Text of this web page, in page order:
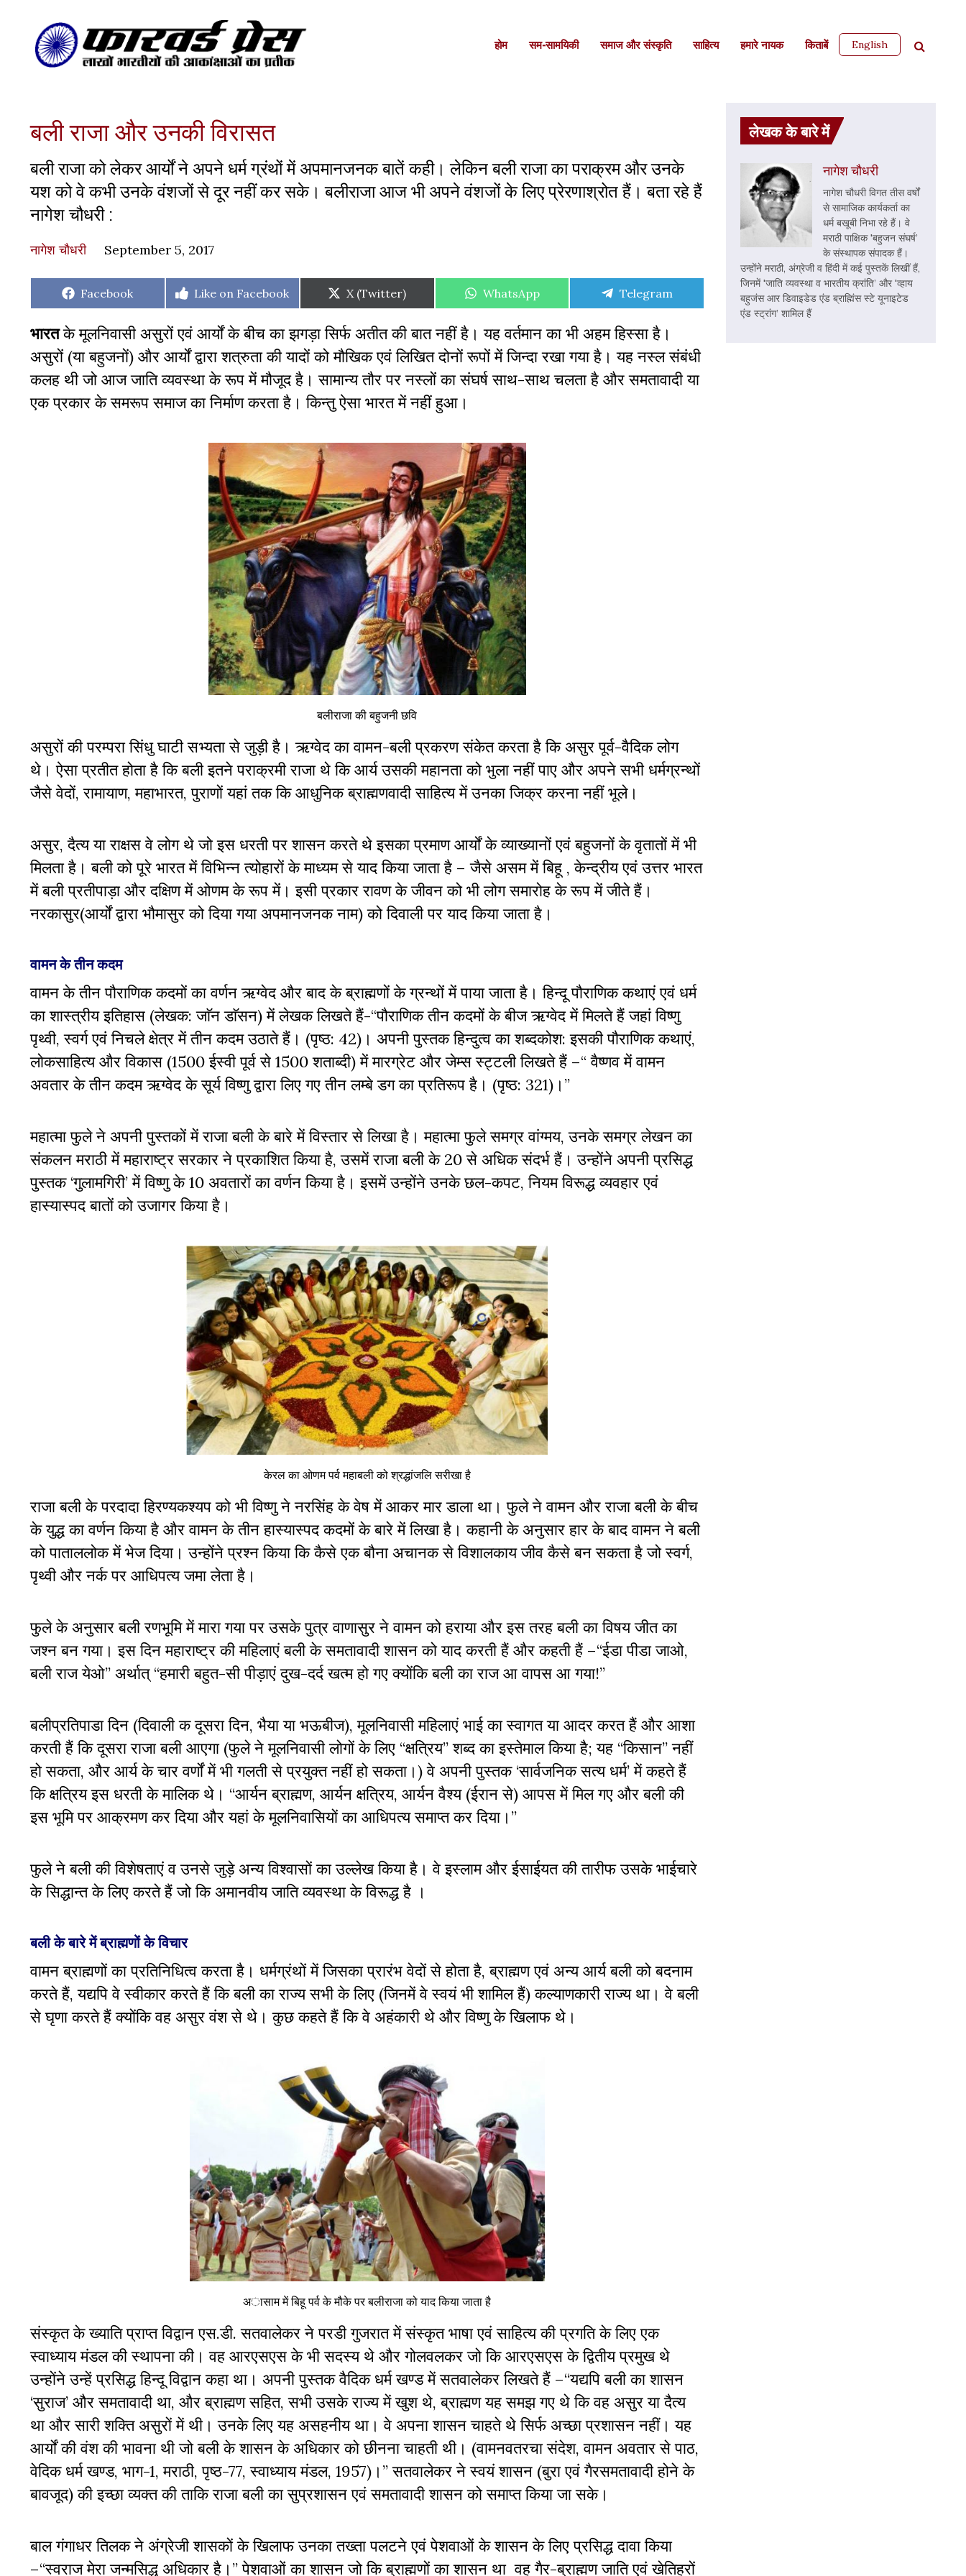
होम सम-सामयिकी समाज और संस्कृति साहित्‍य हमारे नायक किताबें English
बली राजा और उनकी विरासत
बली राजा को लेकर आर्यों ने अपने धर्म ग्रंथों में अपमानजनक बातें कही। लेकिन बली राजा का पराक्रम और उनके
यश को वे कभी उनके वंशजों से दूर नहीं कर सके। बलीराजा आज भी अपने वंशजों के लिए प्रेरणाश्रोत हैं। बता रहे हैं
नागेश चौधरी :
नागेश चौधरी September 5, 2017
Share
Facebook
Share
Like on Facebook
Share
on
X (Twitter)
Share
WhatsApp
Share
Telegram
भारतके मूलनिवासी असुरों एवं आर्यों के बीच का झगड़ा सिर्फ अतीत की बात नहीं है। यह वर्तमान का भी अहम हिस्सा है।
असुरों (या बहुजनों) और आर्यों द्वारा शत्रुता की यादों को मौखिक एवं लिखित दोनों रूपों में जिन्दा रखा गया है। यह नस्ल संबंधी
कलह थी जो आज जाति व्यवस्था के रूप में मौजूद है। सामान्य तौर पर नस्लों का संघर्ष साथ-साथ चलता है और समतावादी या
एक प्रकार के समरूप समाज का निर्माण करता है। किन्तु ऐसा भारत में नहीं हुआ।
बलीराजा की बहुजनी छवि
असुरों की परम्परा सिंधु घाटी सभ्यता से जुड़ी है। ऋग्वेद का वामन-बली प्रकरण संकेत करता है कि असुर पूर्व-वैदिक लोग
थे। ऐसा प्रतीत होता है कि बली इतने पराक्रमी राजा थे कि आर्य उसकी महानता को भुला नहीं पाए और अपने सभी धर्मग्रन्थों
जैसे वेदों,रामायाण,महाभारत,पुराणों यहां तक कि आधुनिक ब्राह्मणवादी साहित्य में उनका जिक्र करना नहीं भूले।
असुर, दैत्य या राक्षस वे लोग थे जो इस धरती पर शासन करते थे इसका प्रमाण आर्यों के व्याख्यानों एवं बहुजनों के वृतातों में भी
मिलता है। बली को पूरे भारत में विभिन्न त्योहारों के माध्यम से याद किया जाता है – जैसे असम में बिहू ,केन्द्रीय एवं उत्तर भारत
में बली प्रतीपाड़ा और दक्षिण में ओणम के रूप में। इसी प्रकार रावण के जीवन को भी लोग समारोह के रूप में जीते हैं।
नरकासुर(आर्यों द्वारा भौमासुर को दिया गया अपमानजनक नाम) को दिवाली पर याद किया जाता है।
वामन के तीन कदम
वामन के तीन पौराणिक कदमों का वर्णन ऋग्वेद और बाद के ब्राह्मणों के ग्रन्थों में पाया जाता है। हिन्दू पौराणिक कथाएं एवं धर्म
का शास्त्रीय इतिहास (लेखक: जाॅन डाॅसन) में लेखक लिखते हैं-‘‘पौराणिक तीन कदमों के बीज ऋग्वेद में मिलते हैं जहां विष्णु
पृथ्वी,स्वर्ग एवं निचले क्षेत्र में तीन कदम उठाते हैं। (पृष्ठ: 42) । अपनी पुस्तक हिन्दुत्व का शब्दकोश: इसकी पौराणिक कथाएं,
लोकसाहित्य और विकास (1500ईस्वी पूर्व से 1500शताब्दी) में मारग्रेट और जेम्स स्ट्टली लिखते हैं –‘‘वैष्णव में वामन
अवतार के तीन कदम ऋग्वेद के सूर्य विष्णु द्वारा लिए गए तीन लम्बे डग का प्रतिरूप है। (पृष्ठ: 321) । ’’
महात्मा फुले ने अपनी पुस्तकों में राजा बली के बारे में विस्तार से लिखा है। महात्मा फुले समग्र वांग्मय,उनके समग्र लेखन का
संकलन मराठी में महाराष्ट्र सरकार ने प्रकाशित किया है,उसमें राजा बली के 20से अधिक संदर्भ हैं। उन्होंने अपनी प्रसिद्ध
पुस्तक ‘गुलामगिरी’ में विष्णु के10 अवतारों का वर्णन किया है। इसमें उन्होंने उनके छल-कपट,नियम विरूद्ध व्यवहार एवं
हास्यास्पद बातों को उजागर किया है।
केरल का ओणम पर्व महाबली को श्रद्धांजलि सरीखा है
राजा बली के परदादा हिरण्यकश्यप को भी विष्णु ने नरसिंह के वेष में आकर मार डाला था। फुले ने वामन और राजा बली के बीच
के युद्ध का वर्णन किया है और वामन के तीन हास्यास्पद कदमों के बारे में लिखा है। कहानी के अनुसार हार के बाद वामन ने बली
को पाताललोक में भेज दिया। उन्होंने प्रश्न किया कि कैसे एक बौना अचानक से विशालकाय जीव कैसे बन सकता है जो स्वर्ग,
पृथ्वी और नर्क पर आधिपत्य जमा लेता है।
फुले के अनुसार बली रणभूमि में मारा गया पर उसके पुत्र वाणासुर ने वामन को हराया और इस तरह बली का विषय जीत का
जश्न बन गया। इस दिन महाराष्ट्र की महिलाएं बली के समतावादी शासन को याद करती हैं और कहती हैं –‘‘ईडा पीडा जाओ,
बली राज येओ’’ अर्थात् ‘‘हमारी बहुत-सी पीड़ाएं दुख-दर्द खत्म हो गए क्योंकि बली का राज आ वापस आ गया!’’
बलीप्रतिपाडा दिन (दिवाली क दूसरा दिन, भैया या भऊबीज),मूलनिवासी महिलाएं भाई का स्वागत या आदर करत हैं और आशा
करती हैं कि दूसरा राजा बली आएगा (फुले ने मूलनिवासी लोगों के लिए ‘‘क्षत्रिय’’शब्द का इस्तेमाल किया है;यह ‘‘किसान’’नहीं
हो सकता, और आर्य के चार वर्णों में भी गलती से प्रयुक्त नहीं हो सकता।) वे अपनी पुस्तक ‘सार्वजनिक सत्य धर्म’ में कहते हैं
कि क्षत्रिय इस धरती के मालिक थे। ‘‘आर्यन ब्राह्मण, आर्यन क्षत्रिय, आर्यन वैश्य (ईरान से) आपस में मिल गए और बली की
इस भूमि पर आक्रमण कर दिया और यहां के मूलनिवासियों का आधिपत्य समाप्त कर दिया। ’’
फुले ने बली की विशेषताएं व उनसे जुड़े अन्य विश्वासों का उल्लेख किया है। वे इस्लाम और ईसाईयत की तारीफ उसके भाईचारे
के सिद्धान्त के लिए करते हैं जो कि अमानवीय जाति व्यवस्था के विरूद्ध है ।
बली के बारे में ब्राह्मणों के विचार
वामन ब्राह्मणों का प्रतिनिधित्व करता है। धर्मग्रंथों में जिसका प्रारंभ वेदों से होता है,ब्राह्मण एवं अन्य आर्य बली को बदनाम
करते हैं,यद्यपि वे स्वीकार करते हैं कि बली का राज्य सभी के लिए (जिनमें वे स्वयं भी शामिल हैं) कल्याणकारी राज्य था। वे बली
से घृणा करते हैं क्योंकि वह असुर वंश से थे। कुछ कहते हैं कि वे अहंकारी थे और विष्णु के खिलाफ थे।
अासाम में बिहू पर्व के मौके पर बलीराजा को याद किया जाता है
संस्कृत के ख्याति प्राप्त विद्वान एस.डी. सतवालेकर ने परडी गुजरात में संस्कृत भाषा एवं साहित्य की प्रगति के लिए एक
स्वाध्याय मंडल की स्थापना की। वह आरएसएस के भी सदस्य थे और गोलवलकर जो कि आरएसएस के द्वितीय प्रमुख थे
उन्होंने उन्हें प्रसिद्ध हिन्दू विद्वान कहा था। अपनी पुस्तक वैदिक धर्म खण्ड में सतवालेकर लिखते हैं –‘‘यद्यपि बली का शासन
‘सुराज’ और समतावादी था, और ब्राह्मण सहित,सभी उसके राज्य में खुश थे,ब्राह्मण यह समझ गए थे कि वह असुर या दैत्य
था और सारी शक्ति असुरों में थी। उनके लिए यह असहनीय था। वे अपना शासन चाहते थे सिर्फ अच्छा प्रशासन नहीं। यह
आर्यों की वंश की भावना थी जो बली के शासन के अधिकार को छीनना चाहती थी। (वामनवतरचा संदेश,वामन अवतार से पाठ,
वेदिक धर्म खण्ड, भाग-1,मराठी,पृष्ठ-77,स्वाध्याय मंडल, 1957) । ’’सतवालेकर ने स्वयं शासन (बुरा एवं गैरसमतावादी होने के
बावजूद)की इच्छा व्यक्त की ताकिराजा बली का सुप्रशासन एवं समतावादी शासन को समाप्त किया जा सके।
बाल गंगाधर तिलक ने अंग्रेजी शासकों के खिलाफ उनका तख्ता पलटने एवं पेशवाओं के शासन के लिए प्रसिद्ध दावा किया
–‘‘स्वराज मेरा जन्मसिद्ध अधिकार है। ’’पेशवाओं का शासन जो कि ब्राह्मणों का शासन था वह गैर-ब्राह्मण जाति एवं खेतिहरों
लेखक के बारे में
नागेश चौधरी
नागेश चौधरी विगत तीस वर्षों
से सामाजिक कार्यकर्ता का
धर्म बखूबी निभा रहे हैं। वे
मराठी पाक्षिक 'बहुजन संघर्ष’
के संस्थापक संपादक हैं।
उन्होंने मराठी, अंग्रेजी व हिंदी में कई पुस्तकें लिखीं हैं,
जिनमें 'जाति व्यवस्था व भारतीय क्रांति’ और 'व्हाय
बहुजंस आर डिवाइडेड एंड ब्राह्मिंस स्टे यूनाइटेड
एंड स्ट्रांग’ शामिल हैं